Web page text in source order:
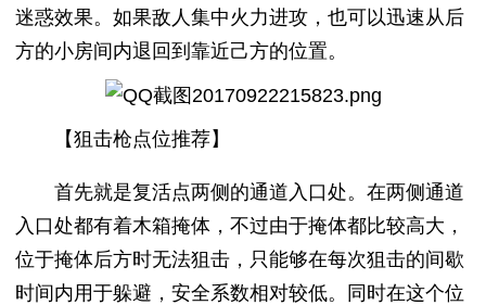
迷惑效果。如果敌人集中火力进攻，也可以迅速从后
方的小房间内退回到靠近己方的位置。
【狙击枪点位推荐】
首先就是复活点两侧的通道入口处。在两侧通道
入口处都有着木箱掩体，不过由于掩体都比较高大，
位于掩体后方时无法狙击，只能够在每次狙击的间歇
时间内用于躲避，安全系数相对较低。同时在这个位